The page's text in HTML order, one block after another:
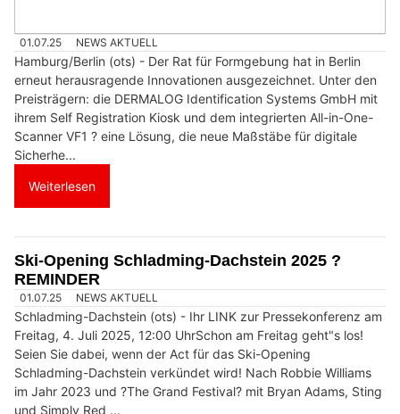
01.07.25 NEWS AKTUELL
Hamburg/Berlin (ots) - Der Rat für Formgebung hat in Berlin
erneut herausragende Innovationen ausgezeichnet. Unter den
Preisträgern: die DERMALOG Identification Systems GmbH mit
ihrem Self Registration Kiosk und dem integrierten All-in-One-
Scanner VF1 ? eine Lösung, die neue Maßstäbe für digitale
Sicherhe...
Weiterlesen
Ski-Opening Schladming-Dachstein 2025 ?
REMINDER
01.07.25 NEWS AKTUELL
Schladming-Dachstein (ots) - Ihr LINK zur Pressekonferenz am
Freitag, 4. Juli 2025, 12:00 UhrSchon am Freitag geht"s los!
Seien Sie dabei, wenn der Act für das Ski-Opening
Schladming-Dachstein verkündet wird! Nach Robbie Williams
im Jahr 2023 und ?The Grand Festival? mit Bryan Adams, Sting
und Simply Red ...